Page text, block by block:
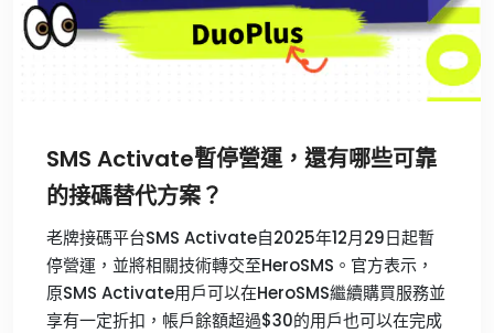
SMS Activate暫停營運，還有哪些可靠
的接碼替代方案？
老牌接碼平台SMS Activate自2025年12月29日起暫
停營運，並將相關技術轉交至HeroSMS。官方表示，
原SMS Activate用戶可以在HeroSMS繼續購買服務並
享有一定折扣，帳戶餘額超過$30的用戶也可以在完成